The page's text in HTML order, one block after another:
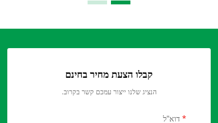
קבלו הצעת מחיר בחינם
הנציג שלנו ייצור עמכם קשר בקרוב.
דוא"ל